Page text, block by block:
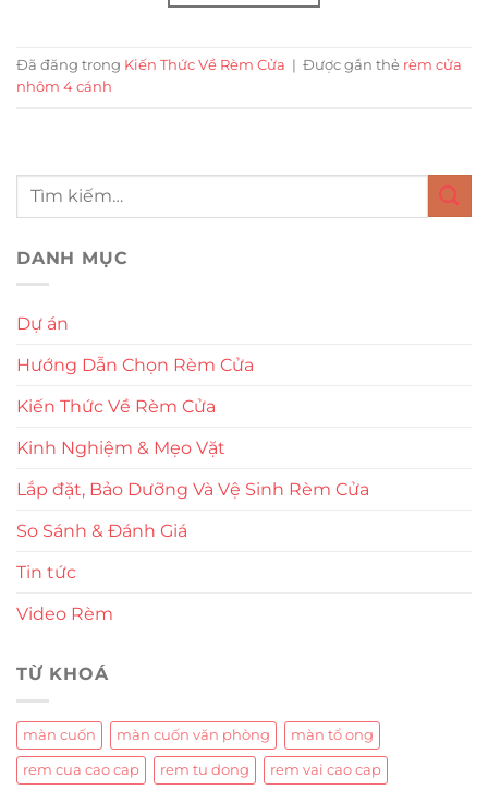
Đã đăng trong Kiến Thức Về Rèm Cửa | Được gắn thẻ rèm cửa
nhôm 4 cánh
DANH MỤC
Dự án
Hướng Dẫn Chọn Rèm Cửa
Kiến Thức Về Rèm Cửa
Kinh Nghiệm & Mẹo Vặt
Lắp đặt, Bảo Dưỡng Và Vệ Sinh Rèm Cửa
So Sánh & Đánh Giá
Tin tức
Video Rèm
TỪ KHOÁ
màn cuốn màn cuốn văn phòng màn tổ ong
rem cua cao cap rem tu dong rem vai cao cap